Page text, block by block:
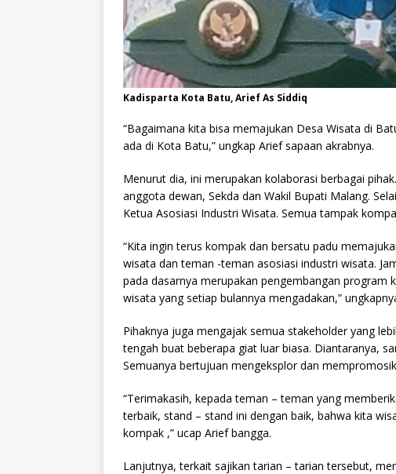
Kadisparta Kota Batu, Arief As Siddiq
“Bagaimana kita bisa memajukan Desa Wisata di
ada di Kota Batu,” ungkap Arief sapaan akrabnya.
Menurut dia, ini merupakan kolaborasi berbagai
anggota dewan, Sekda dan Wakil Bupati Malang.
Ketua Asosiasi Industri Wisata. Semua tampak
“Kita ingin terus kompak dan bersatu padu
wisata dan teman -teman asosiasi industri wisata.
pada dasarnya merupakan pengembangan
wisata yang setiap bulannya mengadakan,”
Pihaknya juga mengajak semua stakeholder yang
tengah buat beberapa giat luar biasa. Diantaranya,
Semuanya bertujuan mengeksplor dan
“Terimakasih, kepada teman – teman yang
terbaik, stand – stand ini dengan baik, bahwa kita
kompak ,” ucap Arief bangga.
Lanjutnya, terkait sajikan tarian – tarian tersebut,